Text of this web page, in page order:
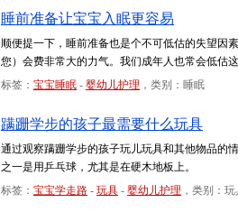
睡前准备让宝宝入眠更容易
顺便提一下，睡前准备也是个不可低估的失望因
您）会费非常大的力气。我们成年人也常会低估这
标签： 宝宝睡眠 - 婴幼儿护理 ，类别：睡眠
蹒跚学步的孩子最需要什么玩具
通过观察蹒跚学步的孩子玩儿玩具和其他物品的
之一是用乒乓球，尤其是在硬木地板上。
标签： 宝宝学走路 - 玩具 - 婴幼儿护理 ，类别：